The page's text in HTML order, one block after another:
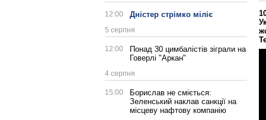
12:00 Дністер стрімко міліє
5 серпня
12:00
Понад 30 цимбалістів зіграли на
Говерлі "Аркан"
4 серпня
15:00
Борислав не сміється:
Зеленський наклав санкції на
місцеву нафтову компанію